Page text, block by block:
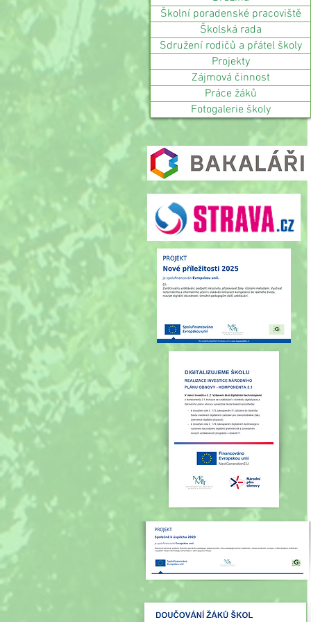
Školní poradenské pracoviště
Školská rada
Sdružení rodičů a přátel školy
Projekty
Zájmová činnost
Práce žáků
Fotogalerie školy